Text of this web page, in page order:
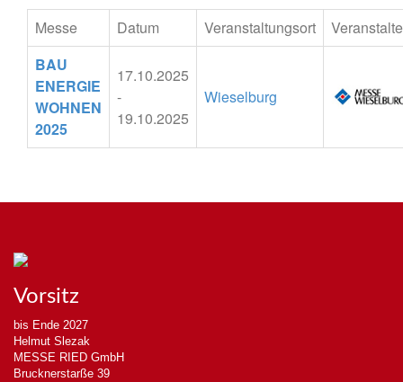
Messe
Datum Veranstaltungsort
BAU
ENERGIE
WOHNEN
2025
17.10.2025
-
19.10.2025
Wieselburg
Vorsitz
bis Ende 2027
Helmut Slezak
MESSE RIED GmbH
Brucknerstarße 39